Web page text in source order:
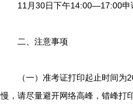
11月30日下午14:00—17:00申
二、注意事项
（一）准考证打印起止时间为
慢，请尽量避开网络高峰，错峰打